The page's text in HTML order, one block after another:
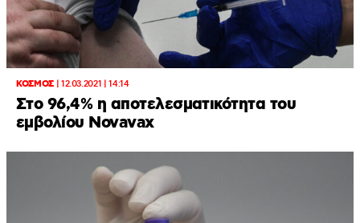
ΚΟΣΜΟΣ| 12.03.2021 | 14:14
Στο 96,4% η αποτελεσματικότητα του
εμβολίου Novavax